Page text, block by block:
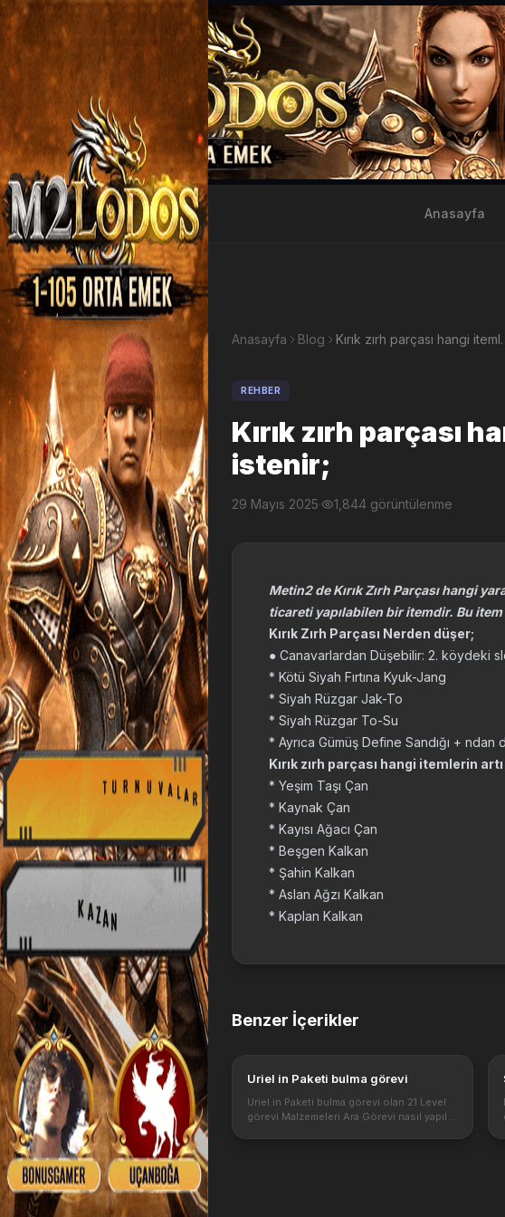
EP Kazan Anasayfa
Anasayfa Blog Kırık zırh
REHBER
Kırık zırh parçası
istenir;
29 Mayıs 2025· 1,844 görüntülenme
Metin2 de Kırık Zırh Parçası hangi
ticareti yapılabilen bir itemdir. Bu item
Kırık Zırh Parçası Nerden düşer;
● Canavarlardan Düşebilir: 2. köydeki
* Kötü Siyah Fırtına Kyuk-Jang
* Siyah Rüzgar Jak-To
* Siyah Rüzgar To-Su
* Ayrıca Gümüş Define Sandığı +
Kırık zırh parçası hangi itemlerin
* Yeşim Taşı Çan
* Kaynak Çan
* Kayısı Ağacı Çan
* Beşgen Kalkan
* Şahin Kalkan
* Aslan Ağzı Kalkan
* Kaplan Kalkan
Benzer İçerikler
Uriel in Paketi bulma görevi
Uriel in Paketi bulma görevi olan 21 Level
görevi Malzemeleri Ara Görevi nasıl yapılır,